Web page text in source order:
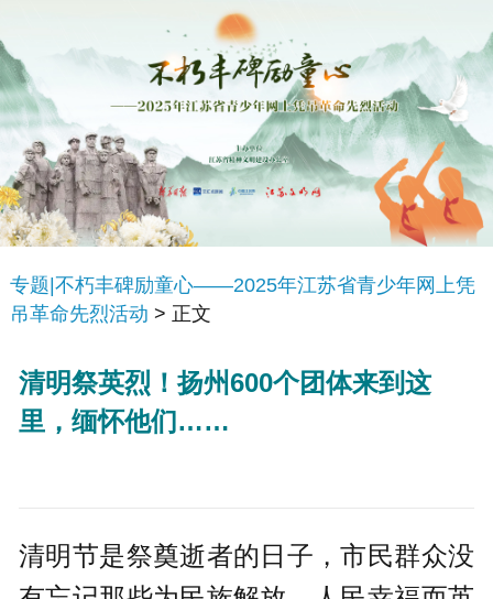
专题|不朽丰碑励童心——2025年江苏省青少年网上凭
吊革命先烈活动 > 正文
清明祭英烈！扬州600个团体来到这
里，缅怀他们……
清明节是祭奠逝者的日子，市民群众没